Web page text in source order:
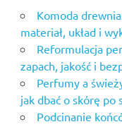
Komoda
materiał, układ i
Reformulacja
zapach, jakość i
Perfumy a
jak dbać o skórę po
Podcinanie